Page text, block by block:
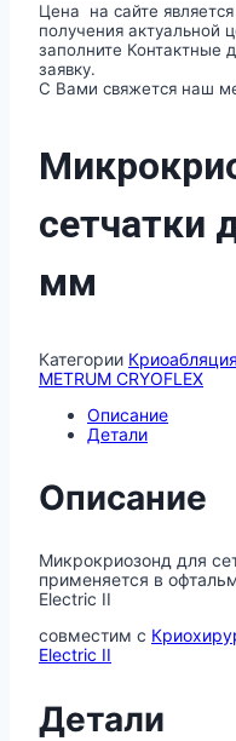
диаметр
1.5
мм
Цена на сайте
получения актуальной
заполните Контактные
заявку.
С Вами свяжется наш
сетчатки
мм
Категории Криоабляция
METRUM CRYOFLEX
Описание
Детали
Описание
Микрокриозонд для
применяется в
Electric II
совместим с
Electric II
Детали